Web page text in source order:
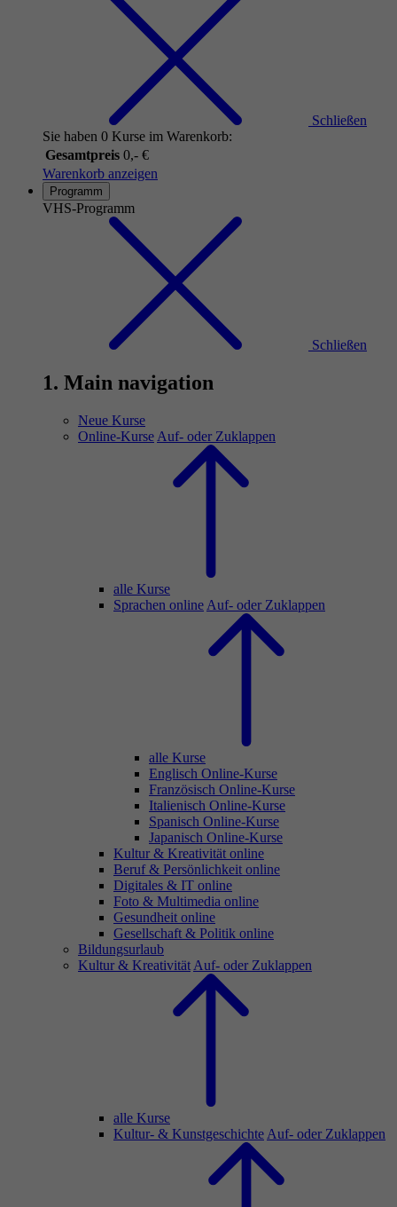
Schließen
Sie haben 0 Kurse im Warenkorb:
Gesamtpreis 0,- €
Warenkorb anzeigen
Programm
VHS-Programm
Schließen
1. Main navigation
Neue Kurse
Online-Kurse Auf- oder Zuklappen
alle Kurse
Sprachen online Auf- oder Zuklappen
alle Kurse
Englisch Online-Kurse
Französisch Online-Kurse
Italienisch Online-Kurse
Spanisch Online-Kurse
Japanisch Online-Kurse
Kultur & Kreativität online
Beruf & Persönlichkeit online
Digitales & IT online
Foto & Multimedia online
Gesundheit online
Gesellschaft & Politik online
Bildungsurlaub
Kultur & Kreativität Auf- oder Zuklappen
alle Kurse
Kultur- & Kunstgeschichte Auf- oder Zuklappen